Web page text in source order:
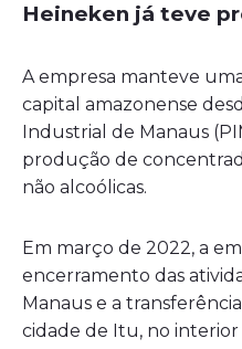
Heineken já teve
A empresa manteve
capital amazonense
Industrial de Manaus
produção de
não alcoólicas.
Em março de 2022, a
encerramento das
Manaus e a
cidade de Itu, no interior